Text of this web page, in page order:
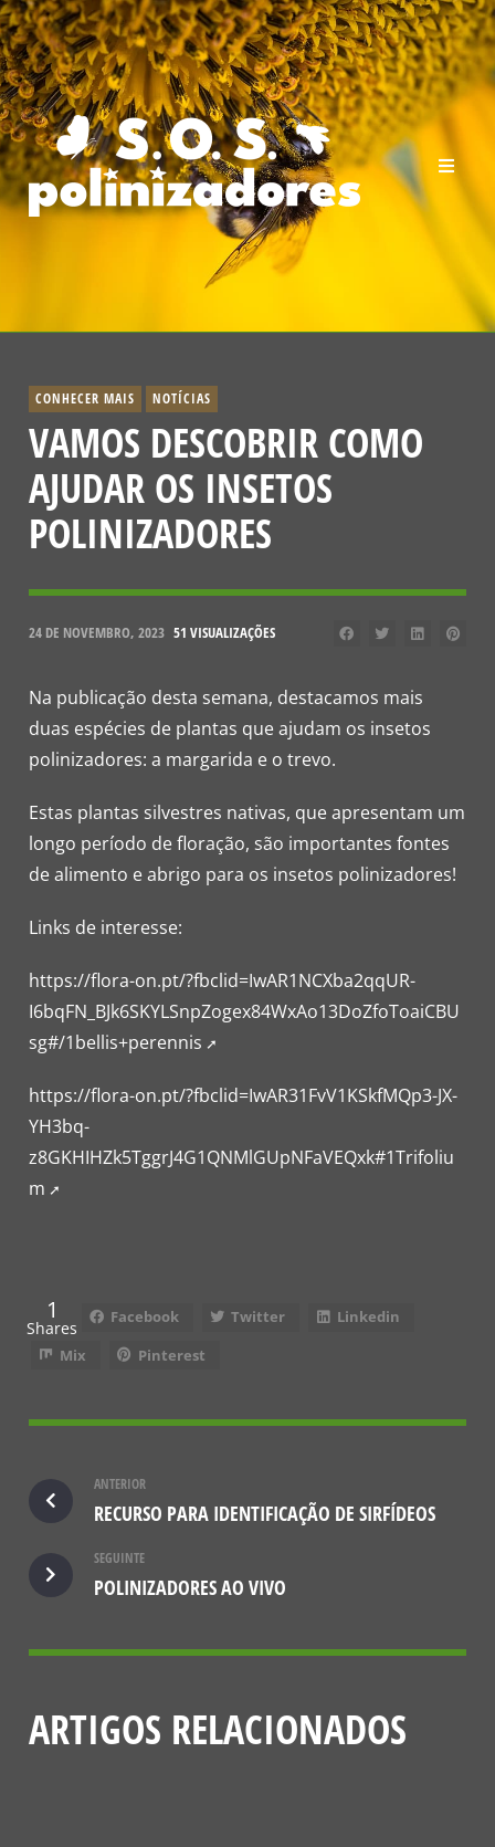
CONHECER MAIS NOTÍCIAS
VAMOS DESCOBRIR COMO
AJUDAR OS INSETOS
POLINIZADORES
24 DE NOVEMBRO, 2023 51 VISUALIZAÇÕES
Na publicação desta semana, destacamos mais
duas espécies de plantas que ajudam os insetos
polinizadores: a margarida e o trevo.
Estas plantas silvestres nativas, que apresentam um
longo período de floração, são importantes fontes
de alimento e abrigo para os insetos polinizadores!
Links de interesse:
https://flora-on.pt/?fbclid=IwAR1NCXba2qqUR-
I6bqFN_BJk6SKYLSnpZogex84WxAo13DoZfoToaiCBU
sg#/1bellis+perennis
https://flora-on.pt/?fbclid=IwAR31FvV1KSkfMQp3-JX-
YH3bq-
z8GKHIHZk5TggrJ4G1QNMlGUpNFaVEQxk#1Trifoliu
m
1
Shares
Facebook Twitter
Linkedin
Mix
Pinterest
ANTERIOR
RECURSO PARA IDENTIFICAÇÃO DE SIRFÍDEOS
SEGUINTE
POLINIZADORES AO VIVO
ARTIGOS RELACIONADOS